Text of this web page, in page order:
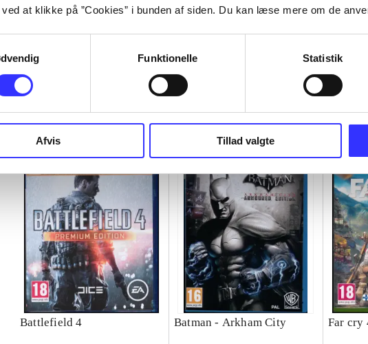
at klikke på ”Cookies” i bunden af siden. Du kan læse mere om de
Funktionelle Statistik
Afvis Tillad valgte
...
Battlefield 4 Batman - Arkham City Far cry